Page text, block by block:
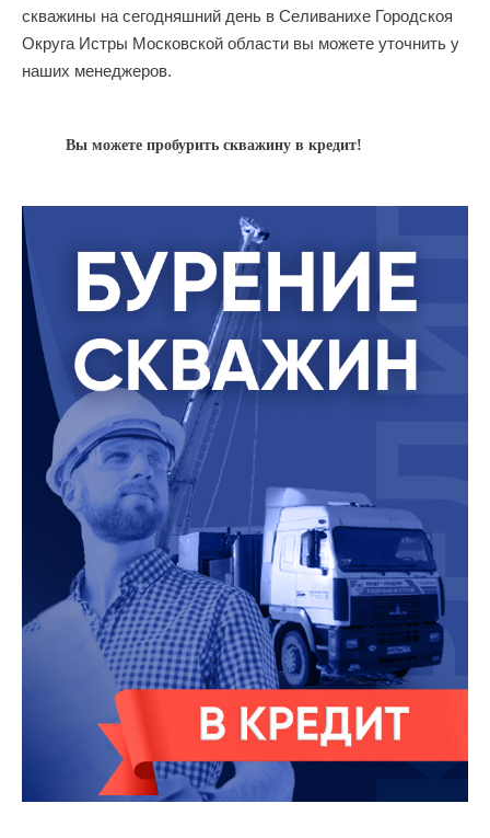
скважины на сегодняшний день в Селиванихе Городскоя
Округа Истры Московской области вы можете уточнить у
наших менеджеров.
Вы можете пробурить скважину в кредит!